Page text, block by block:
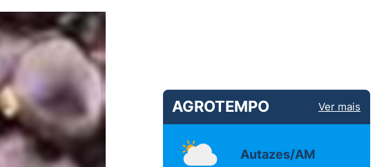
AGROTEMPO Ver mais
Autazes/AM